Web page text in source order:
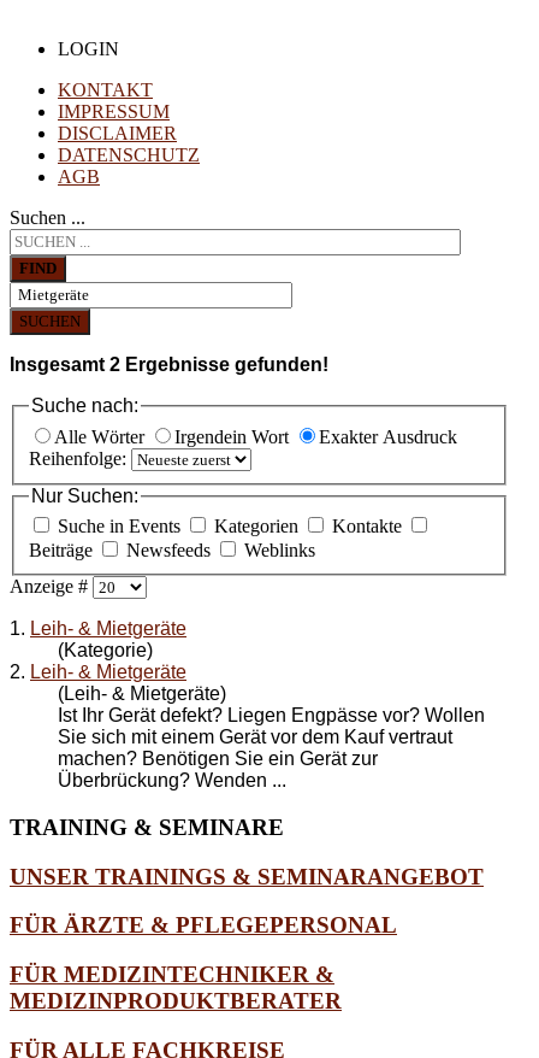
LOGIN
KONTAKT
IMPRESSUM
DISCLAIMER
DATENSCHUTZ
AGB
Suchen ...
FIND
SUCHEN
Insgesamt 2 Ergebnisse gefunden!
Suche nach:
Alle Wörter
Irgendein Wort
Exakter Ausdruck
Reihenfolge:
Nur Suchen:
Suche in Events
Kategorien
Kontakte
Beiträge
Newsfeeds
Weblinks
Anzeige #
1. Leih- & Mietgeräte
(Kategorie)
2. Leih- & Mietgeräte
(Leih- & Mietgeräte)
Ist Ihr Gerät defekt? Liegen Engpässe vor? Wollen
Sie sich mit einem Gerät vor dem Kauf vertraut
machen? Benötigen Sie ein Gerät zur
Überbrückung? Wenden ...
TRAINING & SEMINARE
UNSER TRAININGS & SEMINARANGEBOT
FÜR ÄRZTE & PFLEGEPERSONAL
FÜR MEDIZINTECHNIKER &
MEDIZINPRODUKTBERATER
FÜR ALLE FACHKREISE